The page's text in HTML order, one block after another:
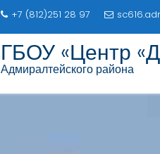
+7 (812)251 28 97
ГБОУ «Центр
Адмиралтейского района